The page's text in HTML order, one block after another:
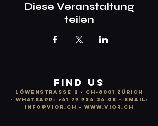
Diese Veranstaltung
teilen
FIND US
LÖWENSTRASSE 2 - CH-8001 ZÜRICH
- WhatsApp: +41 79 934 26 08
- email:
info @vior.ch - www.vior.ch